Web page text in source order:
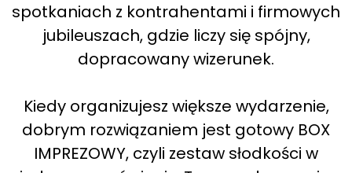
spotkaniach z kontrahentami i firmowych
jubileuszach, gdzie liczy się spójny,
dopracowany wizerunek.
Kiedy organizujesz większe wydarzenie,
dobrym rozwiązaniem jest gotowy BOX
IMPREZOWY, czyli zestaw słodkości w